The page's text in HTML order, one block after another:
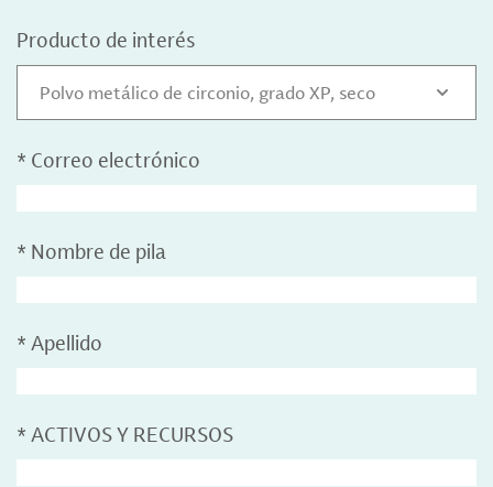
Producto de interés
Polvo metálico de circonio, grado XP, seco
* Correo electrónico
* Nombre de pila
* Apellido
* ACTIVOS Y RECURSOS